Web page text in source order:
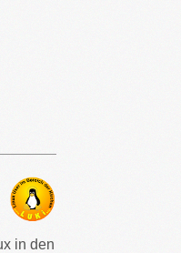
in den